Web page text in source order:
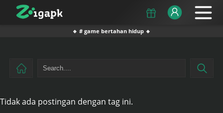
🔹 # game bertahan hidup 🔹
Tidak ada postingan dengan tag ini.